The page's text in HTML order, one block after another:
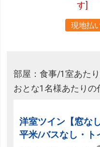
す]
現地払
部屋：食事/1室あた
おとな1名様あたりの
洋室ツイン【窓な
平米/バスなし・ト